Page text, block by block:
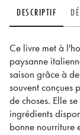
DESCRIPTIF
Ce livre met à
paysanne
saison grâce à
souvent conçues
de choses. Elle
ingrédients
bonne nourriture